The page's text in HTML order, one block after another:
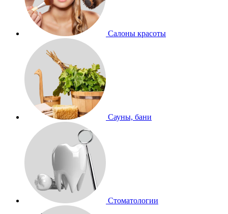
Салоны красоты
Сауны, бани
Стоматологии